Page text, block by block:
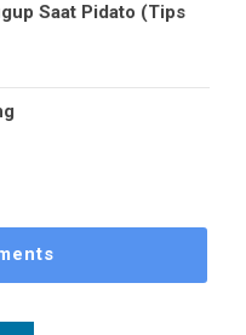
Saat Pidato (Tips